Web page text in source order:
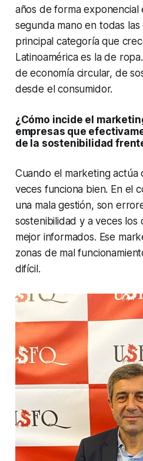
años de forma
segunda mano en todas
principal categoría que
Latinoamérica es la de
de economía circular, de
desde el consumidor.
¿Cómo incide el
empresas que
de la sostenibilidad
Cuando el marketing actúa
veces funciona bien. En el
una mala gestión, son
sostenibilidad y a veces los
mejor informados. Ese
zonas de mal
difícil.